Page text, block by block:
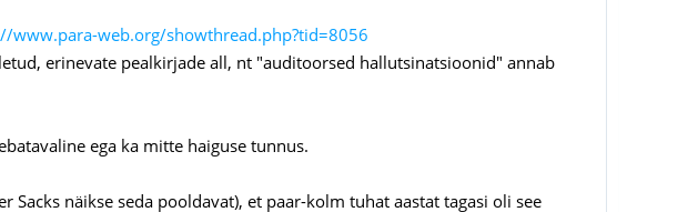
www.para-web.org/showthread.php?tid=8056
erinevate pealkirjade all, nt "auditoorsed hallutsinatsioonid" annab
ega ka mitte haiguse tunnus.
Sacks näikse seda pooldavat), et paar-kolm tuhat aastat tagasi oli see